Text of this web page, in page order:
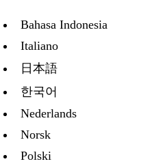
Bahasa Indonesia
Italiano
日本語
한국어
Nederlands
Norsk
Polski